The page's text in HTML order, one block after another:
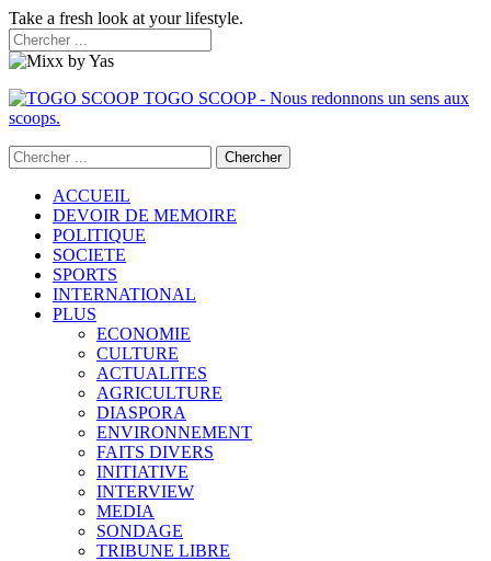
Take a fresh look at your lifestyle.
TOGO SCOOP - Nous redonnons un sens aux
scoops.
ACCUEIL
DEVOIR DE MEMOIRE
POLITIQUE
SOCIETE
SPORTS
INTERNATIONAL
PLUS
ECONOMIE
CULTURE
ACTUALITES
AGRICULTURE
DIASPORA
ENVIRONNEMENT
FAITS DIVERS
INITIATIVE
INTERVIEW
MEDIA
SONDAGE
TRIBUNE LIBRE